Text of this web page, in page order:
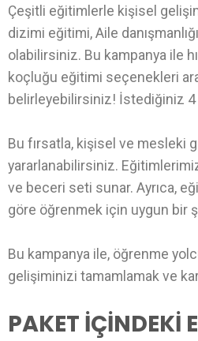
Çeşitli eğitimlerle kişisel
dizimi eğitimi, Aile
olabilirsiniz. Bu kampanya ile
koçluğu eğitimi seçenekleri
belirleyebilirsiniz! İstediğiniz 4
Bu fırsatla, kişisel ve mesleki
yararlanabilirsiniz.
ve beceri seti sunar. Ayrıca,
göre öğrenmek için uygun bir
Bu kampanya ile, öğrenme
gelişiminizi tamamlamak ve
PAKET İÇİNDEKİ